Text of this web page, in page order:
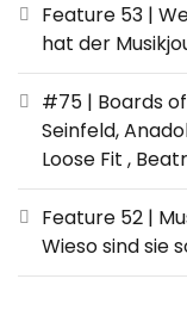
Feature 53 |
hat der
#75 | Boards
Seinfeld,
Loose Fit ,
Feature 52 |
Wieso sind sie